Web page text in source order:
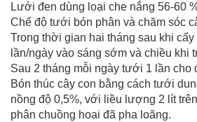
Lưới đen dùng loại che nắng 56-60
Chế độ tưới bón phân và chăm sóc
Trong thời gian hai tháng sau khi
lần/ngày vào sáng sớm và chiều khi
Sau 2 tháng mỗi ngày tưới 1 lần cho
Bón thúc cây con bằng cách tưới
nồng độ 0,5%, với liều lượng 2 lít
phân chuồng hoai đã pha loãng.